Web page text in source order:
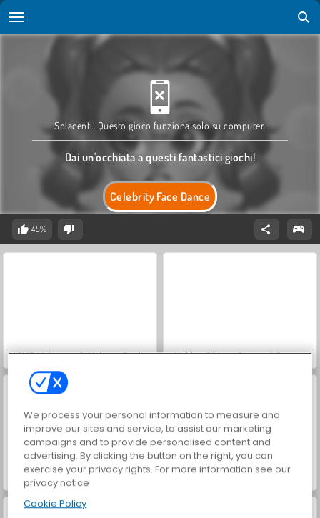
Celebrity Face Dance
Spiacenti! Questo gioco funziona solo su computer.
Dai un'occhiata a questi fantastici giochi!
45%
ASMR Makeover & Makeup Studio Hidden Object: Street of Secrets
VegaMix Da Vinci Puzzles
We process your personal information to measure and
improve our sites and service, to assist our marketing
campaigns and to provide personalised content and
advertising. By clicking the button on the right, you can
exercise your privacy rights. For more information see our
privacy notice
Cookie Policy